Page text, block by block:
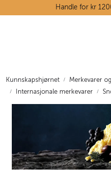
Skip to main contentHandle for kr
Kunnskapshjørnet Merkevarer
Internasjonale merkevarer
Tørrvarehylla
Oppskrifter